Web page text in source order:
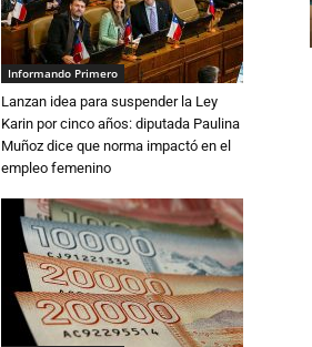
Informando Primero
Lanzan idea para suspender la Ley
Karin por cinco años: diputada Paulina
Muñoz dice que norma impactó en el
empleo femenino